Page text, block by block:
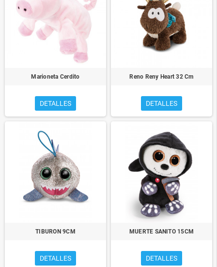
Marioneta Cerdito
DETALLES
Reno Reny Heart 32 Cm
DETALLES
TIBURON 9CM
DETALLES
MUERTE SANITO 15CM
DETALLES